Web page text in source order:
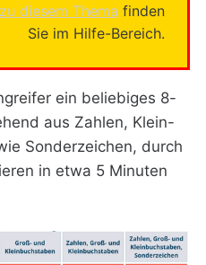
diesem Thema finden
Sie im Hilfe-Bereich.
ein beliebiges 8-
aus Zahlen, Klein-
Sonderzeichen, durch
in etwa 5 Minuten